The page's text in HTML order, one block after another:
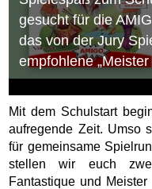
gesucht für die
das von der Jury
empfohlene „Meister
Mit dem Schulstart
aufregende Zeit. Umso
für gemeinsame
stellen wir euch
Fantastique und